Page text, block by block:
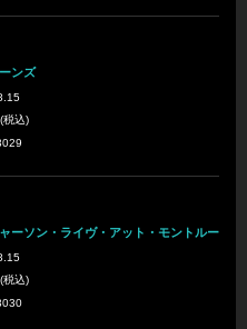
ンズ
税込)
ーソン・ライヴ・アット・モントルー
税込)